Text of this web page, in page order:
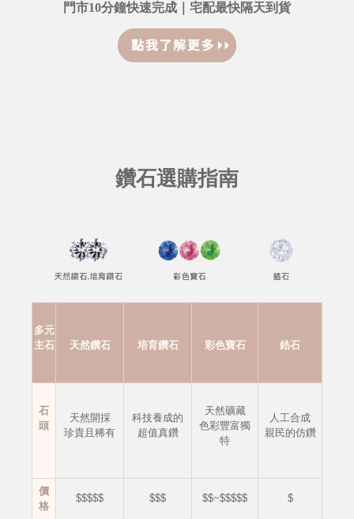
門市10分鐘快速完成｜宅配最快隔天到貨
鑽石選購指南
多元
主石
天然鑽石 培育鑽石 彩色寶石 鋯石
石
頭
天然開採
珍貴且稀有
科技養成的
超值真鑽
天然礦藏
色彩豐富獨
特
人工合成
親民的仿鑽
價
格
$$$$$ $$$ $$~$$$$$ $